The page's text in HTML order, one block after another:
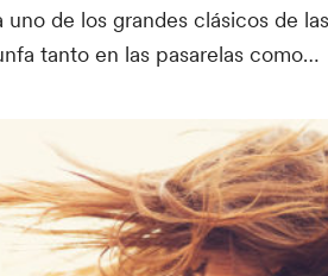
uno de los grandes clásicos de
tanto en las pasarelas como…